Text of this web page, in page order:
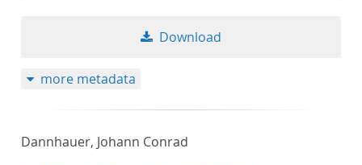
Download
more metadata
Dannhauer, Johann Conrad